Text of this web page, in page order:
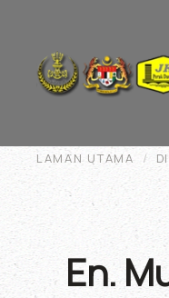
LAMAN UTAMA
En.